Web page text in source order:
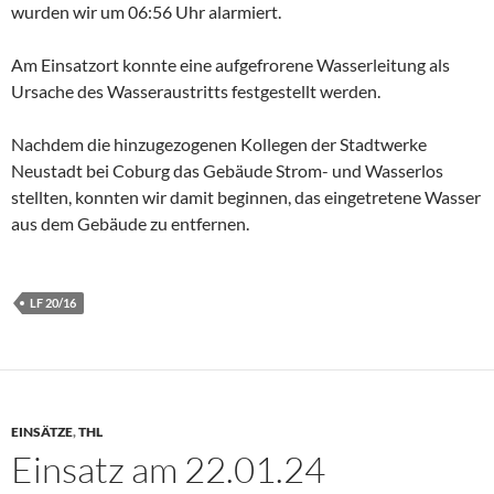
wurden wir um 06:56 Uhr alarmiert.
Am Einsatzort konnte eine aufgefrorene Wasserleitung als
Ursache des Wasseraustritts festgestellt werden.
Nachdem die hinzugezogenen Kollegen der Stadtwerke
Neustadt bei Coburg das Gebäude Strom- und Wasserlos
stellten, konnten wir damit beginnen, das eingetretene Wasser
aus dem Gebäude zu entfernen.
LF 20/16
EINSÄTZE,THL
Einsatz am 22.01.24